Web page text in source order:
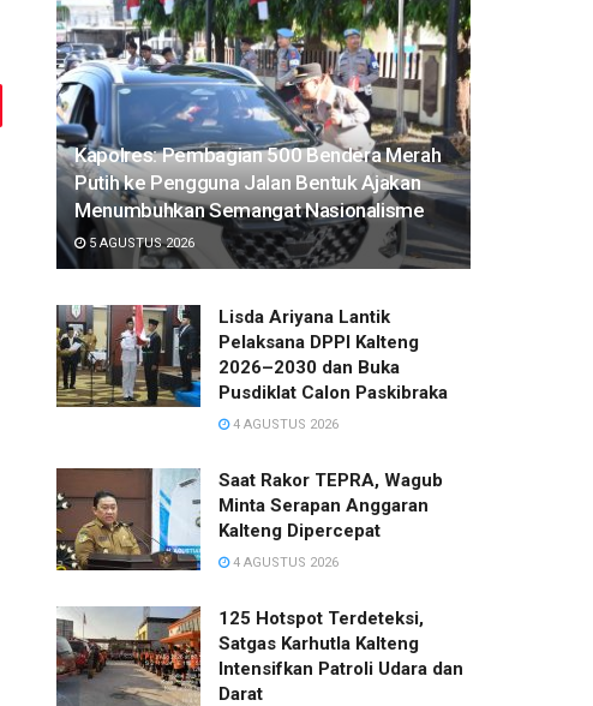
Kapolres: Pembagian 500 Bendera Merah
Putih ke Pengguna Jalan Bentuk Ajakan
Menumbuhkan Semangat Nasionalisme
5 AGUSTUS 2026
Lisda Ariyana Lantik
Pelaksana DPPI Kalteng
2026–2030 dan Buka
Pusdiklat Calon Paskibraka
4 AGUSTUS 2026
Saat Rakor TEPRA, Wagub
Minta Serapan Anggaran
Kalteng Dipercepat
4 AGUSTUS 2026
125 Hotspot Terdeteksi,
Satgas Karhutla Kalteng
Intensifkan Patroli Udara dan
Darat